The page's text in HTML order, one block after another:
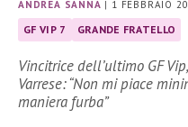
ANDREA SANNA | 1 FEBBRAIO
GF VIP 7 GRANDE FRATELLO
Vincitrice dell’ultimo GF
Varrese: “Non mi piace
maniera furba”